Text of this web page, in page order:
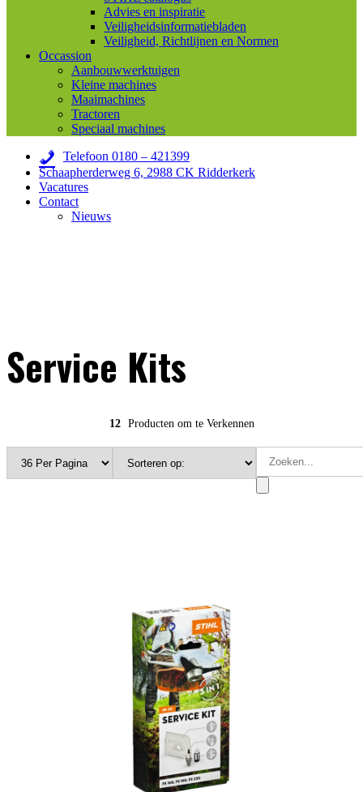
Advies en inspiratie
Veiligheidsinformatiebladen
Veiligheid, Richtlijnen en Normen
Occassion
Aanbouwwerktuigen
Kleine machines
Maaimachines
Tractoren
Speciaal machines
Telefoon 0180 – 421399
Schaapherderweg 6, 2988 CK Ridderkerk
Vacatures
Contact
Nieuws
Service Kits
12 Producten om te Verkennen